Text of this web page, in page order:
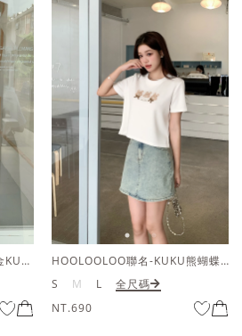
HOOLOOLOO聯名-口袋燙金KUKU熊短袖上衣
HOOLOOLOO聯名-KUKU熊蝴蝶結短袖上衣
S
M L
全尺碼
NT.690